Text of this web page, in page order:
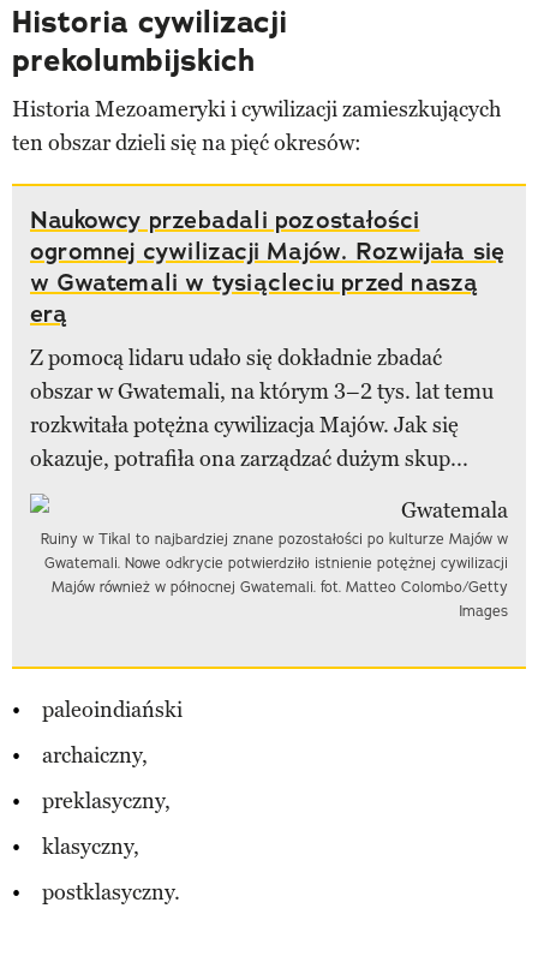
Historia cywilizacji
prekolumbijskich
Historia Mezoameryki i cywilizacji zamieszkujących
ten obszar dzieli się na pięć okresów:
Naukowcy przebadali pozostałości
ogromnej cywilizacji Majów. Rozwijała się
w Gwatemali w tysiącleciu przed naszą
erą
Z pomocą lidaru udało się dokładnie zbadać
obszar w Gwatemali, na którym 3–2 tys. lat temu
rozkwitała potężna cywilizacja Majów. Jak się
okazuje, potrafiła ona zarządzać dużym skup...
Ruiny w Tikal to najbardziej znane pozostałości po kulturze Majów w
Gwatemali. Nowe odkrycie potwierdziło istnienie potężnej cywilizacji
Majów również w północnej Gwatemali. fot. Matteo Colombo/Getty
Images
paleoindiański
archaiczny,
preklasyczny,
klasyczny,
postklasyczny.